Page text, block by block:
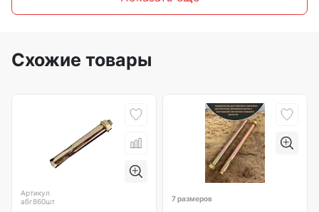
Схожие товары
Артикул
абг860шт
7 размеров